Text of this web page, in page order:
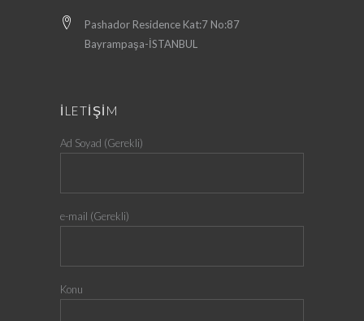
Pashador Residence Kat:7 No:87
Bayrampaşa-İSTANBUL
İLETİŞİM
Ad Soyad (Gerekli)
e-mail (Gerekli)
Konu